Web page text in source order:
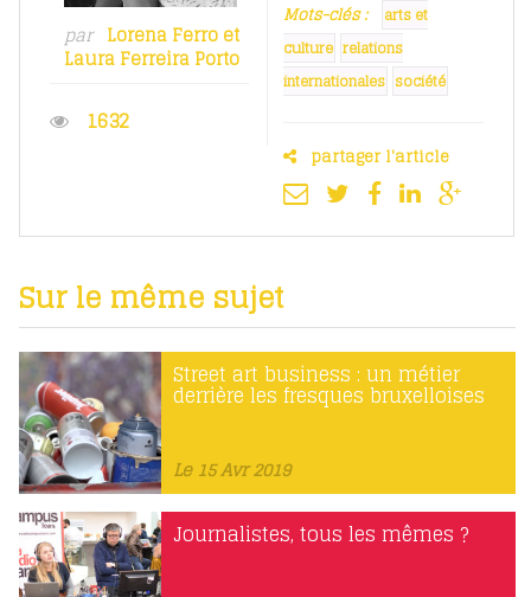
par Lorena Ferroet
Laura Ferreira Porto
1632
Mots-clés :
arts et
culture relations
internationales société
partager l'article
Sur le même sujet
Street art business : un métier
derrière les fresques bruxelloises
Le 15 Avr 2019
Journalistes, tous les mêmes ?